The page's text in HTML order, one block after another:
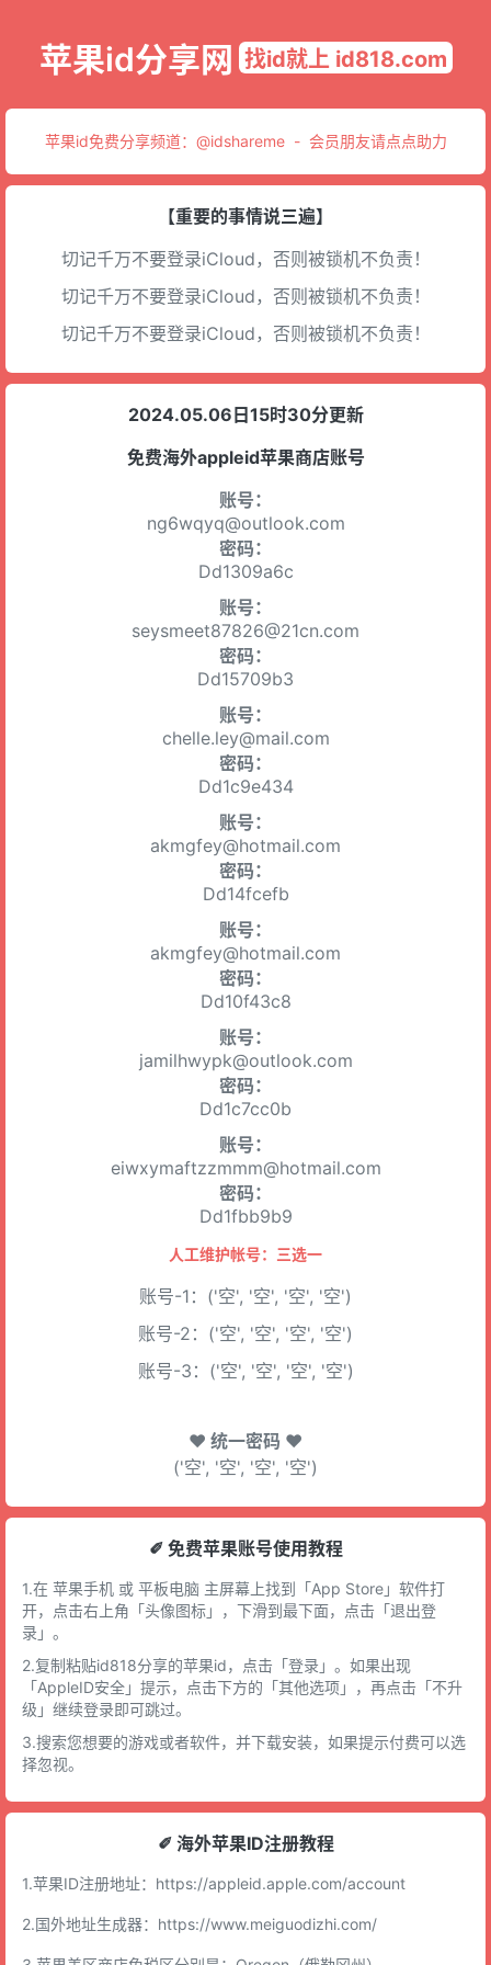
苹果id分享网 找id就上 id818.com
苹果id免费分享频道： @idshareme- 会员朋友请点点助力
【重要的事情说三遍】
切记千万不要登录iCloud，否则被锁机不负责！
切记千万不要登录iCloud，否则被锁机不负责！
切记千万不要登录iCloud，否则被锁机不负责！
2024.05.06日15时30分更新
免费海外appleid苹果商店账号
账号：
ng6wqyq@outlook.com
密码：
Dd1309a6c
账号：
seysmeet87826@21cn.com
密码：
Dd15709b3
账号：
chelle.ley@mail.com
密码：
Dd1c9e434
账号：
akmgfey@hotmail.com
密码：
Dd14fcefb
账号：
akmgfey@hotmail.com
密码：
Dd10f43c8
账号：
jamilhwypk@outlook.com
密码：
Dd1c7cc0b
账号：
eiwxymaftzzmmm@hotmail.com
密码：
Dd1fbb9b9
人工维护帐号：三选一
账号-1：('空', '空', '空', '空')
账号-2：('空', '空', '空', '空')
账号-3：('空', '空', '空', '空')
♥ 统一密码 ♥
('空', '空', '空', '空')
✐ 免费苹果账号使用教程
1.在 苹果手机 或 平板电脑 主屏幕上找到「App Store」软件打
开，点击右上角「头像图标」，下滑到最下面，点击「退出登
录」。
2.复制粘贴id818分享的苹果id，点击「登录」。如果出现
「AppleID安全」提示，点击下方的「其他选项」，再点击「不升
级」继续登录即可跳过。
3.搜索您想要的游戏或者软件，并下载安装，如果提示付费可以选
择忽视。
✐ 海外苹果ID注册教程
1.苹果ID注册地址： https://appleid.apple.com/account
2.国外地址生成器： https://www.meiguodizhi.com/